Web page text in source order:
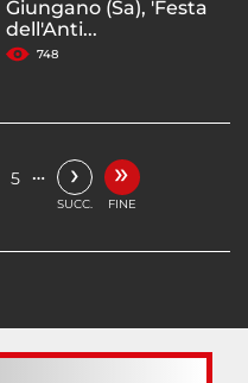
Giungano (Sa), 'Festa
dell'Anti...
748
5 … ›
SUCC.
»
FINE